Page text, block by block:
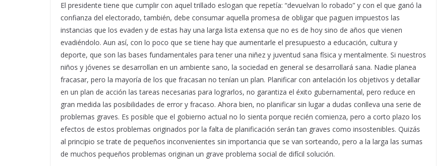
El presidente tiene que cumplir con aquel trillado eslogan que repetía: “devuelvan lo robado” y con el que ganó la
confianza del electorado, también, debe consumar aquella promesa de obligar que paguen impuestos las
instancias que los evaden y de estas hay una larga lista extensa que no es de hoy sino de años que vienen
evadiéndolo. Aun así, con lo poco que se tiene hay que aumentarle el presupuesto a educación, cultura y
deporte, que son las bases fundamentales para tener una niñez y juventud sana física y mentalmente. Si nuestros
niños y jóvenes se desarrollan en un ambiente sano, la sociedad en general se desarrollará sana. Nadie planea
fracasar, pero la mayoría de los que fracasan no tenían un plan. Planificar con antelación los objetivos y detallar
en un plan de acción las tareas necesarias para lograrlos, no garantiza el éxito gubernamental, pero reduce en
gran medida las posibilidades de error y fracaso. Ahora bien, no planificar sin lugar a dudas conlleva una serie de
problemas graves. Es posible que el gobierno actual no lo sienta porque recién comienza, pero a corto plazo los
efectos de estos problemas originados por la falta de planificación serán tan graves como insostenibles. Quizás
al principio se trate de pequeños inconvenientes sin importancia que se van sorteando, pero a la larga las sumas
de muchos pequeños problemas originan un grave problema social de difícil solución.